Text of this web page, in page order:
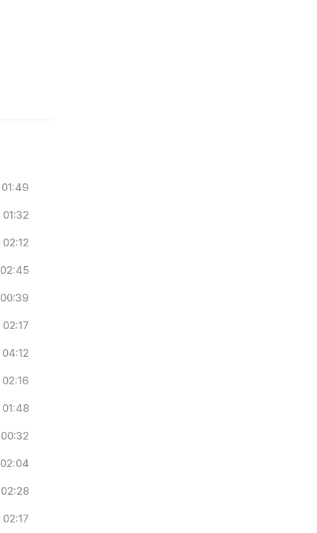
01:49
01:32
02:12
02:45
00:39
02:17
04:12
02:16
01:48
00:32
02:04
02:28
02:17